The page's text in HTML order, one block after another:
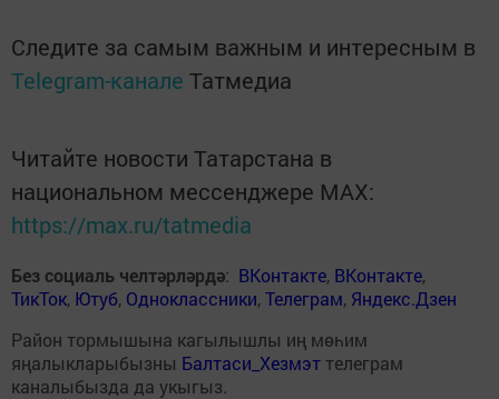
Следите за самым важным и интересным в
Telegram-канале Татмедиа
Читайте новости Татарстана в
национальном мессенджере MАХ:
https://max.ru/tatmedia
Без социаль челтәрләрдә: ВКонтакте, ВКонтакте,
ТикТок, Ютуб, Одноклассники,Телеграм, Яндекс.Дзен
Район тормышына кагылышлы иң мөһим
яңалыкларыбызны Балтаси_Хезмэт телеграм
каналыбызда да укыгыз.